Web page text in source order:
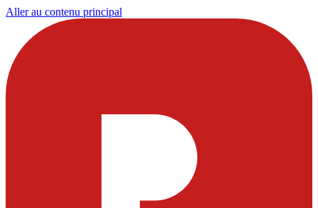
Aller au contenu principal